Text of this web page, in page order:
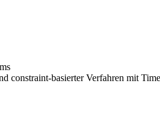
constraint-basierter Verfahren mit